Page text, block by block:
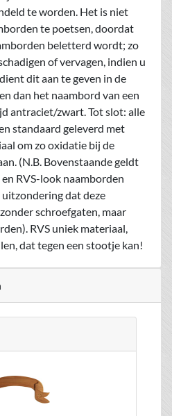
te worden. Het is niet
te poetsen, doordat
beletterd wordt; zo
of vervagen, indien u
dit aan te geven in de
dan het naambord van een
antraciet/zwart. Tot slot: alle
standaard geleverd met
om zo oxidatie bij de
(N.B. Bovenstaande geldt
RVS-look naamborden
dat deze
schroefgaten, maar
RVS uniek materiaal,
dat tegen een stootje kan!